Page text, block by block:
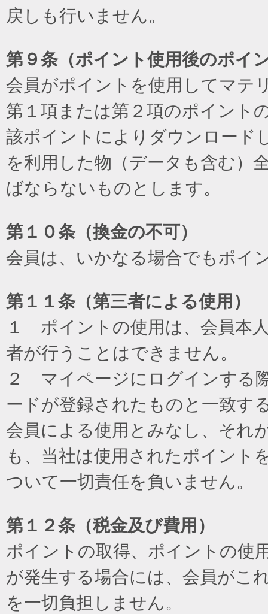
戻しも行いません。
第９条（ポイント使用後のポイ
会員がポイントを使用してマテ
第１項または第２項のポイント
該ポイントによりダウンロード
を利用した物（データも含む）
ばならないものとします。
第１０条（換金の不可）
会員は、いかなる場合でもポイ
第１１条（第三者による使用）
１ ポイントの使用は、会員本
者が行うことはできません。
２ マイページにログインする
ードが登録されたものと一致す
会員による使用とみなし、それ
も、当社は使用されたポイント
ついて一切責任を負いません。
第１２条（税金及び費用）
ポイントの取得、ポイントの使
が発生する場合には、会員がこ
を一切負担しません。